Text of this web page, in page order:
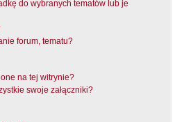
do wybranych tematów lub je
forum, tematu?
na tej witrynie?
swoje załączniki?